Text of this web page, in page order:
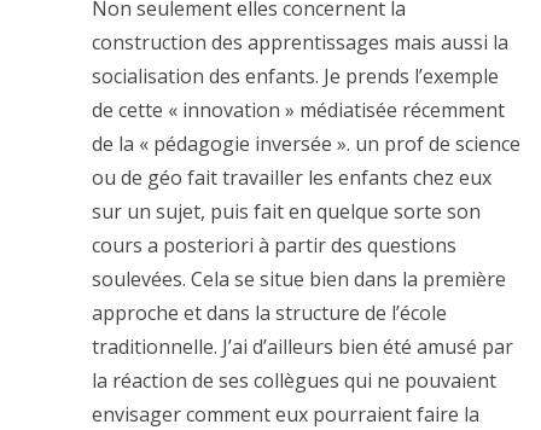
Non seulement elles concernent la
construction des apprentissages mais aussi la
socialisation des enfants. Je prends l’exemple
de cette « innovation » médiatisée récemment
de la « pédagogie inversée ». un prof de science
ou de géo fait travailler les enfants chez eux
sur un sujet, puis fait en quelque sorte son
cours a posteriori à partir des questions
soulevées. Cela se situe bien dans la première
approche et dans la structure de l’école
traditionnelle. J’ai d’ailleurs bien été amusé par
la réaction de ses collègues qui ne pouvaient
envisager comment eux pourraient faire la